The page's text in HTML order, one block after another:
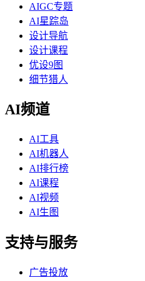
AIGC专题
AI星踪岛
设计导航
设计课程
优设9图
细节猎人
AI频道
AI工具
AI机器人
AI排行榜
AI课程
AI视频
AI生图
支持与服务
广告投放